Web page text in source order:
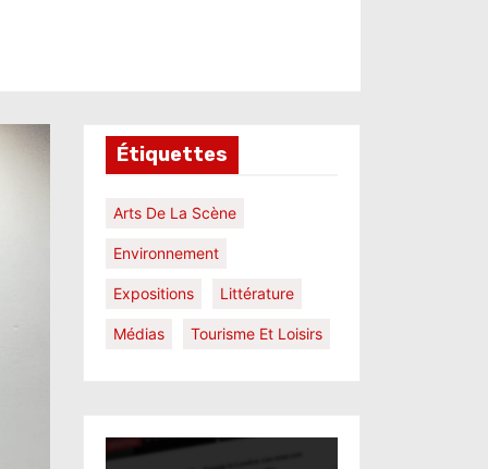
Étiquettes
Arts De La Scène
Environnement
Expositions Littérature
Médias Tourisme Et Loisirs